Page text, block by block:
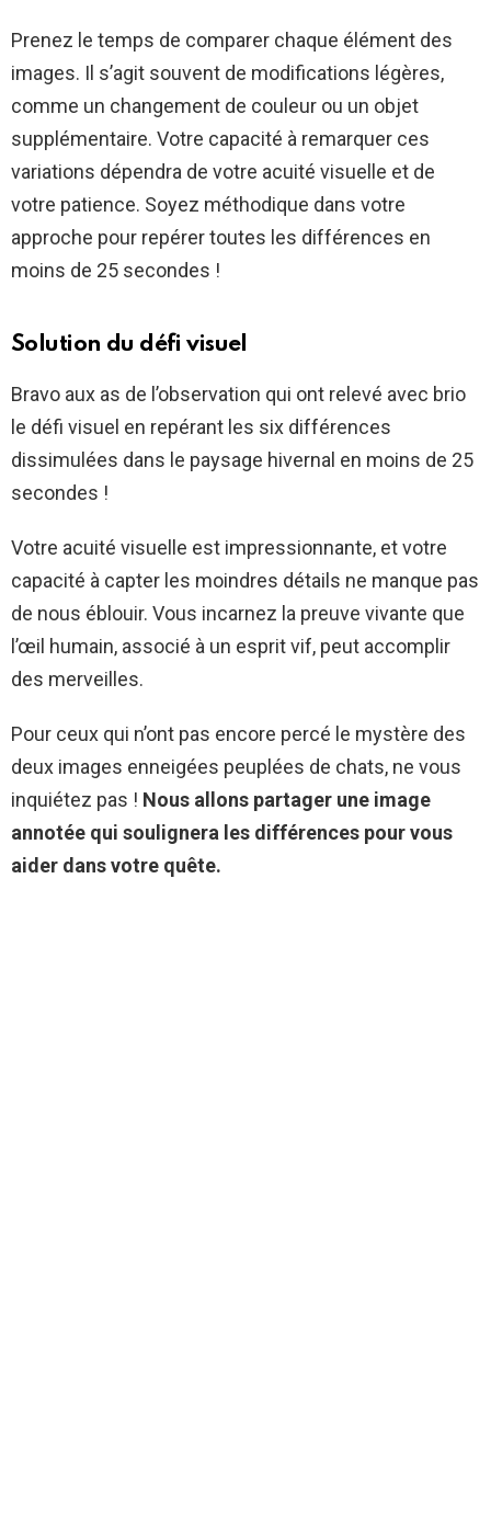
Prenez le temps de comparer chaque élément des
images. Il s’agit souvent de modifications légères,
comme un changement de couleur ou un objet
supplémentaire. Votre capacité à remarquer ces
variations dépendra de votre acuité visuelle et de
votre patience. Soyez méthodique dans votre
approche pour repérer toutes les différences en
moins de 25 secondes !
Solution du défi visuel
Bravo aux as de l’observation qui ont relevé avec brio
le défi visuel en repérant les six différences
dissimulées dans le paysage hivernal en moins de 25
secondes !
Votre acuité visuelle est impressionnante, et votre
capacité à capter les moindres détails ne manque pas
de nous éblouir. Vous incarnez la preuve vivante que
l’œil humain, associé à un esprit vif, peut accomplir
des merveilles.
Pour ceux qui n’ont pas encore percé le mystère des
deux images enneigées peuplées de chats, ne vous
inquiétez pas ! Nous allons partager une image
annotée qui soulignera les différences pour vous
aider dans votre quête.